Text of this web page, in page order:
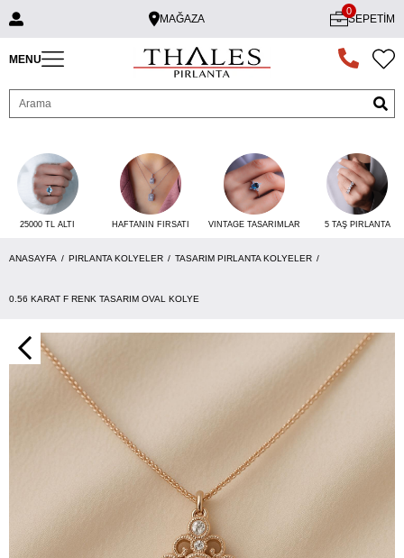
MAĞAZA SEPETIM
0
MENU
25000 TL ALTI HAFTANIN FIRSATI VINTAGE TASARIMLAR 5 TAŞ PIRLANTA
ANASAYFA PIRLANTA KOLYELER TASARIM PIRLANTA KOLYELER
0.56 KARAT F RENK TASARIM OVAL KOLYE